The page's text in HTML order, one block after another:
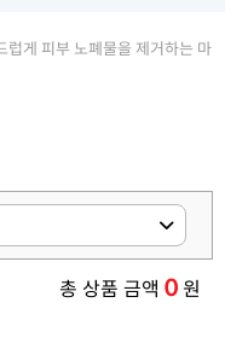
게 피부 노폐물을 제거하는 마
총 상품 금액 0원